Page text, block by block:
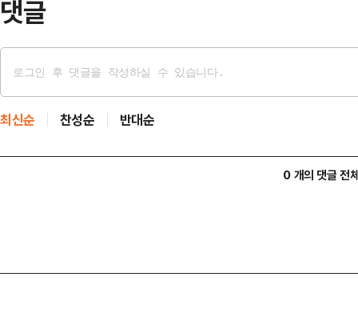
댓글
최신순 찬성순 반대순
0 개의 댓글 전